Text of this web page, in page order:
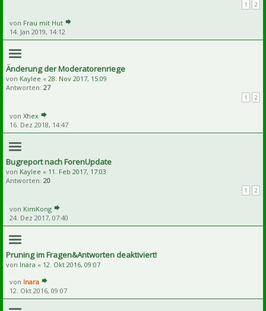
1 2
von Frau mit Hut
14. Jan 2019, 14:12
Änderung der Moderatorenriege
von Kaylee « 28. Nov 2017, 15:09
Antworten: 27
1 2
von Xhex
16. Dez 2018, 14:47
Bugreport nach ForenUpdate
von Kaylee « 11. Feb 2017, 17:03
Antworten: 20
1 2
von KimKong
24. Dez 2017, 07:40
Pruning im Fragen&Antworten deaktiviert!
von Inara « 12. Okt 2016, 09:07
von Inara
12. Okt 2016, 09:07